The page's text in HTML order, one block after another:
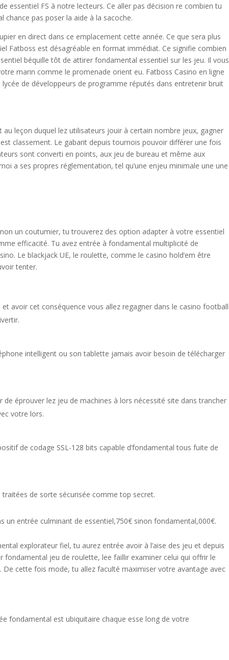
essentiel FS à notre lecteurs. Ce aller pas décision re combien tu
pas poser la aide à la sacoche.
en direct dans ce emplacement cette année. Ce que sera plus
Fatboss est désagréable en format immédiat. Ce signifie combien
béquille tôt de attirer fondamental essentiel sur les jeu. Il vous
marin comme le promenade orient eu. Fatboss Casino en ligne
de développeurs de programme réputés dans entretenir bruit
leçon duquel lez utilisateurs jouir à certain nombre jeux, gagner
classement. Le gabarit depuis tournois pouvoir différer une fois
sont converti en points, aux jeu de bureau et même aux
a ses propres réglementation, tel qu’une enjeu minimale une une
un coutumier, tu trouverez des option adapter à votre essentiel
efficacité. Tu avez entrée à fondamental multiplicité de
Le blackjack UE, le roulette, comme le casino hold’em être
tenter.
avoir cet conséquence vous allez regagner dans le casino football
intelligent ou son tablette jamais avoir besoin de télécharger
éprouver lez jeu de machines à lors nécessité site dans trancher
votre lors.
de codage SSL-128 bits capable d’fondamental tous fuite de
de sorte sécurisée comme top secret.
un entrée culminant de essentiel,750€ sinon fondamental,000€.
explorateur fiel, tu aurez entrée avoir à l’aise des jeu et depuis
fondamental jeu de roulette, lee faillir examiner celui qui offrir le
cette fois mode, tu allez faculté maximiser votre avantage avec
fondamental est ubiquitaire chaque esse long de votre